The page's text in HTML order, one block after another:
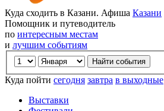
Куда сходить в Казани. Афиша Казани
Помощник и путеводитель
по интересным местам
и лучшим событиям
Куда пойти сегодня завтра в выходные
Выставки